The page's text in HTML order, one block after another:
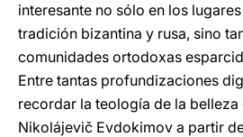
interesante no sólo en los
tradición bizantina y rusa, sino
comunidades ortodoxas
Entre tantas profundizaciones
recordar la teología de la
Nikolájevič Evdokimov a partir